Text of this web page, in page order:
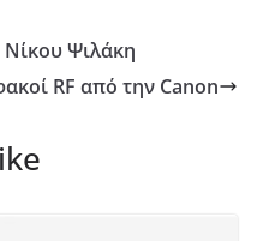
Ψιλάκη
RF από την Canon